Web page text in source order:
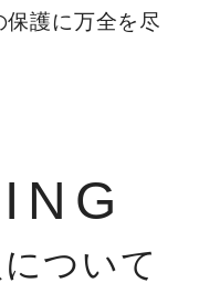
保護に万全を尽
ついて